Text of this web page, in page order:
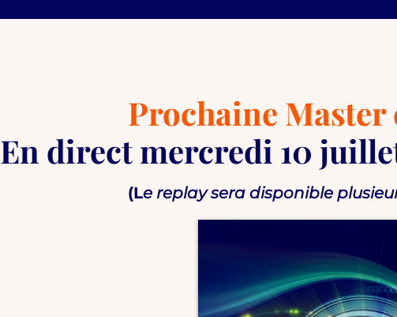
Prochaine Master
En direct mercredi 10
(Le replay sera disponible